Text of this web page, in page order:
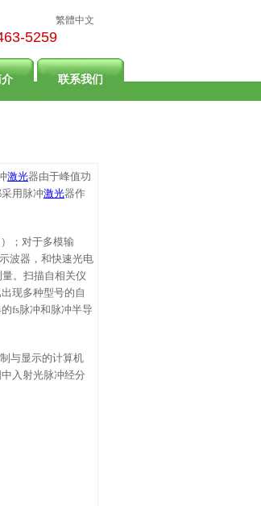
繁體中文
5259
联系我们
激光器由于峰值功
用脉冲激光器作
；对于多模输
波器，和快速光电
。扫描自相关仪
现多种型号的自
fs脉冲和脉冲半导
与显示的计算机
入射光脉冲经分